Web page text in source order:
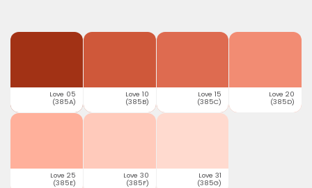
Love 05
(385A)
Love 10
(385B)
Love 15
(385C)
Love 20
(385D)
Love 25
(385E)
Love 30
(385F)
Love 31
(385G)